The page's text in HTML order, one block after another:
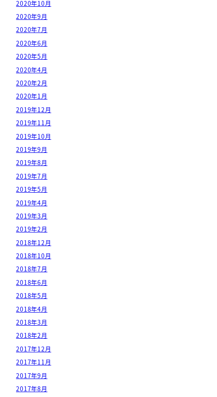
2020年10月
2020年9月
2020年7月
2020年6月
2020年5月
2020年4月
2020年2月
2020年1月
2019年12月
2019年11月
2019年10月
2019年9月
2019年8月
2019年7月
2019年5月
2019年4月
2019年3月
2019年2月
2018年12月
2018年10月
2018年7月
2018年6月
2018年5月
2018年4月
2018年3月
2018年2月
2017年12月
2017年11月
2017年9月
2017年8月